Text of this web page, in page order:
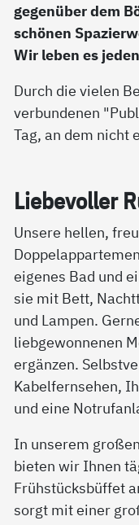
gegenüber dem
schönen
Wir leben es
Durch die vielen
verbundenen
Tag, an dem nicht
Lie­be­vol­ler
Unsere hellen,
eigenes Bad und
sie mit Bett,
und Lampen.
liebgewonnenen
ergänzen.
Kabelfernsehen,
und eine
In unserem
bieten wir Ihnen
Frühstücksbüffet
sorgt mit einer